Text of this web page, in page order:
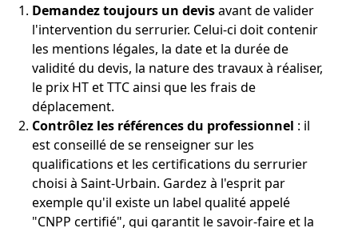
Demandez toujours un devisavant de valider
l'intervention du serrurier. Celui-ci doit contenir
les mentions légales, la date et la durée de
validité du devis, la nature des travaux à réaliser,
le prix HT et TTC ainsi que les frais de
déplacement.
Contrôlez les références du professionnel : il
est conseillé de se renseigner sur les
qualifications et les certifications du serrurier
choisi à Saint-Urbain. Gardez à l'esprit par
exemple qu'il existe un label qualité appelé
"CNPP certifié", qui garantit le savoir-faire et la